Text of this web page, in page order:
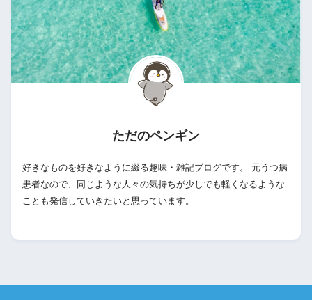
ただのペンギン
好きなものを好きなように綴る趣味・雑記ブログです。 元うつ病
患者なので、同じような人々の気持ちが少しでも軽くなるような
ことも発信していきたいと思っています。